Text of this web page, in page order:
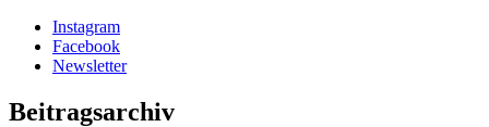
Instagram
Facebook
Newsletter
Beitragsarchiv